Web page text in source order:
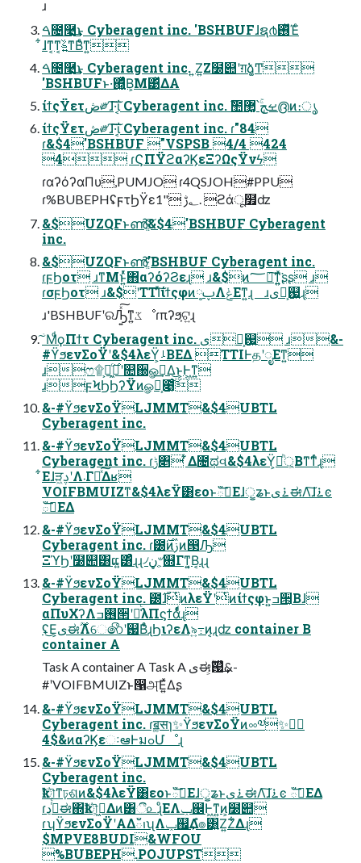
ɹ
ࠓ೔࿩͢͜ͱ Cyberagent inc. 'BSHBUFɺຊ൪࢖ͬͯΈͨ
͋ɺͳ͔ͳ͔ࣂ͍ͳΒͤͳ͍
ࠓ೔࿩͢͜ͱ Cyberagent inc. ͍Ζ͍Ζ໰୊ʹग़ձ͏͚Ͳ
'BSHBUFͱ͏·͘΍͍͖͍͔ͬͯͨΒ͕Μ͹ͬͯΔΑ
ίϯςΫετڞ༗ɺ͠·͠ΐ͏͔ Cyberagent inc. ࣾ಺޲͚՝ܾۚࡁج൫ͷ։ൃ
ίϯςΫετڞ༗ɺ͠·͠ΐ͏͔ Cyberagent inc. ɾ"84
ɾ&$4'BSHBUF "VSPSB 4/4 424
4 ɾϚΠΫϩαʔϏεΞʔΩςΫνϟ
ɾαʔόʔαΠυ,PUMJO ɾ4QSJOH#PPU
ɾ%BUBEPHʢϝτϦΫε؂ࢹ "1. ϩάू໿ʣ
&$UZQFͱൺֱͨ͠&$4'BSHBUF Cyberagent
inc.
&$UZQFͱൺֱͨ͠'BSHBUF Cyberagent inc.
ɾϝϦοτ ɹͳΜͱ͍ͬͯ΋αʔόʔϨεɻ ɹ&$ͷ؅ཧ͠ͳ͍͍ͯ͘ʂʂ ɹ
ɾσϝϦοτ ɹ&$ʹTTIͯ͠ίϯςφͷ༷ࢠΛݟΕͳ͍ɻ ɹىಈ͕஗͍ɻ
ɹ'BSHBUFʹରԠ͍ͯ͠ͳ͍ػೳɾπʔϧ͕ଟ͍ɻ
ۤ͠ΜͩϙΠϯτ Cyberagent inc. ىಈ͕஗͍ ɹ&-
#ϔϧενΣοΫʹ&$4λεΫ͕ࡴΒΕΔ TTIͰதʹೖΕͳ͍
ɹෆ۩߹͕ى͖ͨ࣌ʹ௚઀ௐࠪ͢Δ͜ͱ͕Ͱ͖ͳ͍
ɹϝϞϦϦʔΫͷௐ͕ࠪ೉͔ͬͨ͠
&-#ϔϧενΣοΫLJMMT&$4UBTL
Cyberagent inc.
&-#ϔϧενΣοΫLJMMT&$4UBTL
Cyberagent inc. ɾݱ৅ ͋Δ೔ಥવ&$4λεΫ্ཱ͕͕ͪΒͳ͘ͳͬͨɻ
͋Εɺੜ͖ࢮʹΛ܁Γฦͯ͠Δʁ
VOIFBMUIZͳ&$4λεΫ͸εοͱఀࢭ͞Εɺॗʑͱ࠶ىಈΛ͠ɺ࠶ͼ
ఀࢭ͞ΕΔ
&-#ϔϧενΣοΫLJMMT&$4UBTL
Cyberagent inc. ɾ౰࣌ͷࢲͷ൓Ԡ
ΞϓϦʹ໰୊͸ແ͍͸ͣɻɻ৴ڼ৺͕଍Γͳ͍͔Β͔ɻɻ
&-#ϔϧενΣοΫLJMMT&$4UBTL
Cyberagent inc. ౰࣌ɺͭͷλεΫʹͭͷίϯςφͱ͍͏ߏ੒͔Βɺ
αΠυΧʔΛ࢖͏ߏ੒ʹม͑ͨλΠϛϯάͩͬͨɻ
ʢ͜Ε͕ىಈ࣌ؒΛେ෯ʹ஗ΒͤͨɻϦιʔεΛ৯͍߹͏ͷ͔ɻʣ container B
container A
Task A container A Task A ىಈ͕࣌ؒ஗͗ͯ͢&-
#ʹVOIFBMUIZͱ൑அ͞Ε͍ͯΔʂ
&-#ϔϧενΣοΫLJMMT&$4UBTL
Cyberagent inc. ɾॿ͚सɿ✨ϔϧενΣοΫͷ༛༧ظؒ✨
&$4ͷαʔϏεઃఆͰมߋՄೳɻ
&-#ϔϧενΣοΫLJMMT&$4UBTL
Cyberagent inc.
ҟৗͳঢ়ଶͷ&$4λεΫ͸εοͱఀࢭ͞Εɺॗʑͱ࠶ىಈΛ͠ɺ࠶ͼ ఀࢭ͞ΕΔ
ɾࠔͬͨڍಈ΍ҟৗ͕ى͖Δͷ͸ී௨ɻͦΕΛݕ஌Ͱ͖ͳ͍ͷ͕໰୊
ɾʮϔϧενΣοΫʹΑΔఀࢭʯΛݕ஌͢Δํ๏͸͍Ζ͍Ζ͋Δɻ
$MPVE8BUDI&WFOU
%BUBEPH.POJUPST